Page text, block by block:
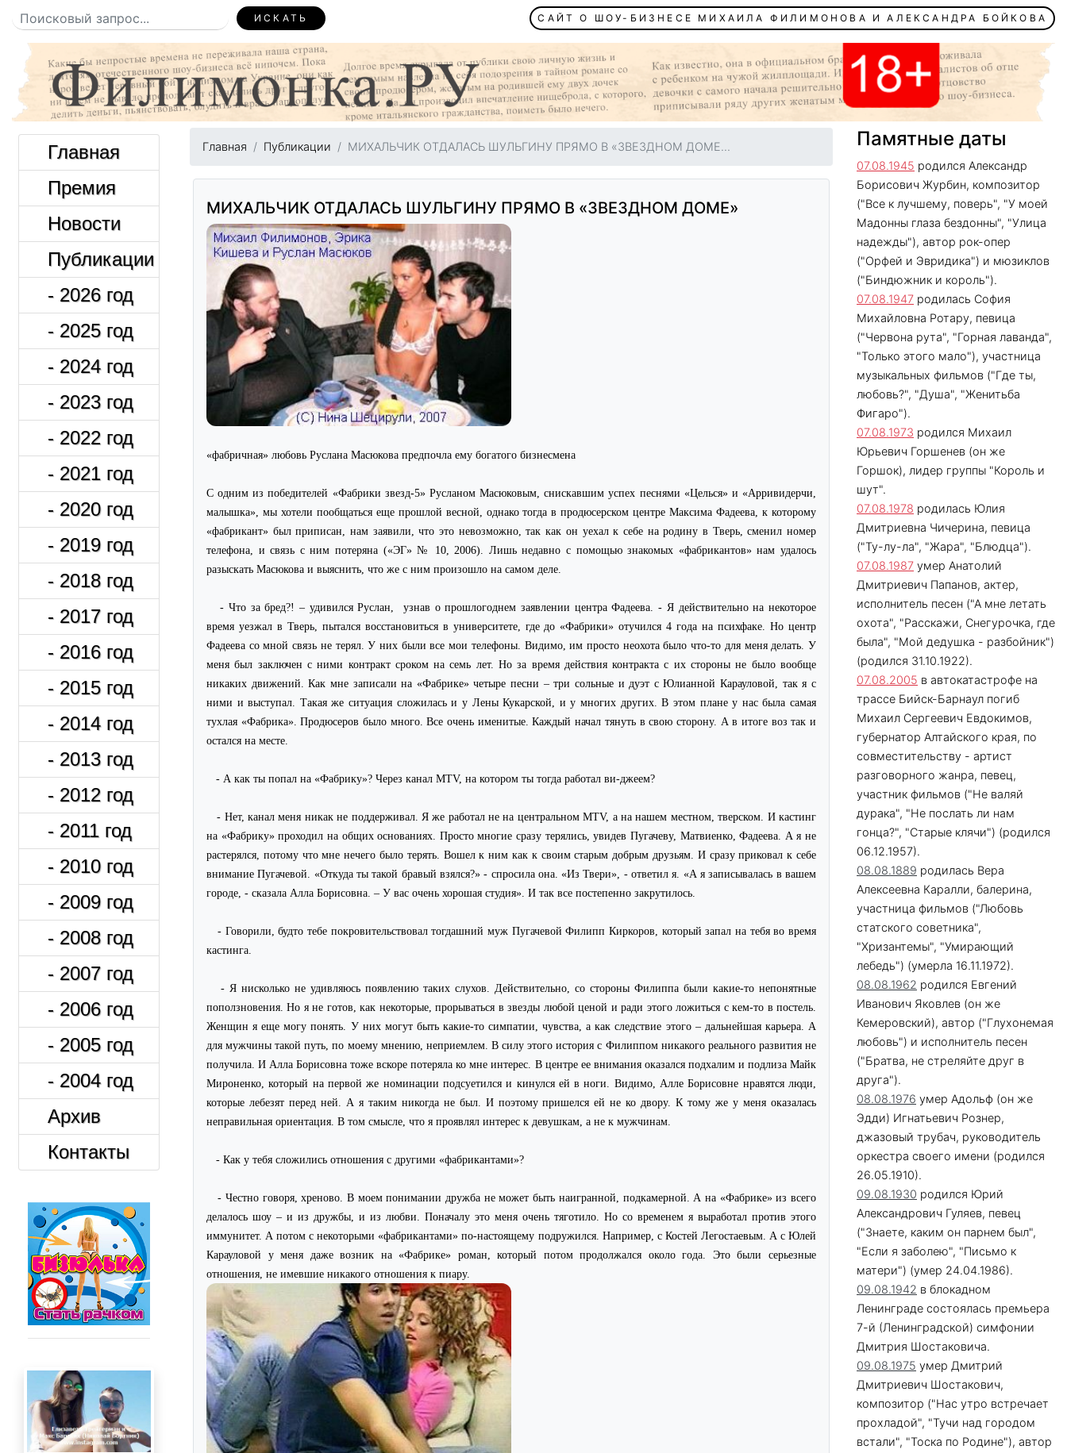
ИСКАТЬ САЙТ О ШОУ-БИЗНЕСЕ МИХАИЛА ФИЛИМОНОВА И АЛЕКСАНДРА БОЙКОВА
Главная
Премия
Новости
Публикации
- 2026 год
- 2025 год
- 2024 год
- 2023 год
- 2022 год
- 2021 год
- 2020 год
- 2019 год
- 2018 год
- 2017 год
- 2016 год
- 2015 год
- 2014 год
- 2013 год
- 2012 год
- 2011 год
- 2010 год
- 2009 год
- 2008 год
- 2007 год
- 2006 год
- 2005 год
- 2004 год
Архив
Контакты
Главная Публикации МИХАЛЬЧИК ОТДАЛАСЬ ШУЛЬГИНУ ПРЯМО В «ЗВЕЗДНОМ ДОМЕ...
МИХАЛЬЧИК ОТДАЛАСЬ ШУЛЬГИНУ ПРЯМО В «ЗВЕЗДНОМ ДОМЕ»
«фабричная» любовь Руслана Масюкова предпочла ему богатого бизнесмена
С одним из победителей «Фабрики звезд-5» Русланом Масюковым, снискавшим успех песнями «Целься» и «Арривидерчи,
малышка», мы хотели пообщаться еще прошлой весной, однако тогда в продюсерском центре Максима Фадеева, к которому
«фабрикант» был приписан, нам заявили, что это невозможно, так как он уехал к себе на родину в Тверь, сменил номер
телефона, и связь с ним потеряна («ЭГ» № 10, 2006). Лишь недавно с помощью знакомых «фабрикантов» нам удалось
разыскать Масюкова и выяснить, что же с ним произошло на самом деле.
- Что за бред?! – удивился Руслан,
узнав о прошлогоднем заявлении центра Фадеева. - Я действительно на некоторое
время уезжал в Тверь, пытался восстановиться в университете, где до «Фабрики» отучился 4 года на психфаке. Но центр
Фадеева со мной связь не терял. У них были все мои телефоны. Видимо, им просто неохота было что-то для меня делать. У
меня был заключен с ними контракт сроком на семь лет. Но за время действия контракта с их стороны не было вообще
никаких движений. Как мне записали на «Фабрике» четыре песни – три сольные и дуэт с Юлианной Карауловой, так я с
ними и выступал. Такая же ситуация сложилась и у Лены Кукарской, и у многих других. В этом плане у нас была самая
тухлая «Фабрика». Продюсеров было много. Все очень именитые. Каждый начал тянуть в свою сторону. А в итоге воз так и
остался на месте.
- А как ты попал на «Фабрику»? Через канал MTV, на котором ты тогда работал ви-джеем?
- Нет, канал меня никак не поддерживал. Я же работал не на центральномMTV, а на нашем местном, тверском. И кастинг
на «Фабрику» проходил на общих основаниях. Просто многие сразу терялись, увидев Пугачеву, Матвиенко, Фадеева. А я не
растерялся, потому что мне нечего было терять. Вошел к ним как к своим старым добрым друзьям. И сразу приковал к себе
внимание Пугачевой. «Откуда ты такой бравый взялся?» - спросила она. «Из Твери», - ответил я. «А я записывалась в вашем
городе, - сказала Алла Борисовна. – У вас очень хорошая студия». И так все постепенно закрутилось.
- Говорили, будто тебе покровительствовал тогдашний муж Пугачевой Филипп Киркоров, который запал на тебя во время
кастинга.
- Я нисколько не удивляюсь появлению таких слухов. Действительно, со стороны Филиппа были какие-то непонятные
поползновения. Но я не готов, как некоторые, прорываться в звезды любой ценой и ради этого ложиться с кем-то в постель.
Женщин я еще могу понять. У них могут быть какие-то симпатии, чувства, а как следствие этого – дальнейшая карьера. А
для мужчины такой путь, по моему мнению, неприемлем. В силу этого история с Филиппом никакого реального развития не
получила. И Алла Борисовна тоже вскоре потеряла ко мне интерес. В центре ее внимания оказался подхалим и подлиза Майк
Мироненко, который на первой же номинации подсуетился и кинулся ей в ноги. Видимо, Алле Борисовне нравятся люди,
которые лебезят перед ней. А я таким никогда не был. И поэтому пришелся ей не ко двору. К тому же у меня оказалась
неправильная ориентация. В том смысле, что я проявлял интерес к девушкам, а не к мужчинам.
- Как у тебя сложились отношения с другими «фабрикантами»?
- Честно говоря, хреново. В моем понимании дружба не может быть наигранной, подкамерной. А на «Фабрике» из всего
делалось шоу – и из дружбы, и из любви. Поначалу это меня очень тяготило. Но со временем я выработал против этого
иммунитет. А потом с некоторыми «фабрикантами» по-настоящему подружился. Например, с Костей Легостаевым. А с Юлей
Карауловой у меня даже возник на «Фабрике» роман, который потом продолжался около года. Это были серьезные
отношения, не имевшие никакого отношения к пиару.
Памятные даты
07.08.1945 родился Александр
Борисович Журбин, композитор
("Все к лучшему, поверь", "У моей
Мадонны глаза бездонны", "Улица
надежды"), автор рок-опер
("Орфей и Эвридика") и мюзиклов
("Биндюжник и король").
07.08.1947 родилась София
Михайловна Ротару, певица
("Червона рута", "Горная лаванда",
"Только этого мало"), участница
музыкальных фильмов ("Где ты,
любовь?", "Душа", "Женитьба
Фигаро").
07.08.1973 родился Михаил
Юрьевич Горшенев (он же
Горшок), лидер группы "Король и
шут".
07.08.1978 родилась Юлия
Дмитриевна Чичерина, певица
("Ту-лу-ла", "Жара", "Блюдца").
07.08.1987 умер Анатолий
Дмитриевич Папанов, актер,
исполнитель песен ("А мне летать
охота", "Расскажи, Снегурочка, где
была", "Мой дедушка - разбойник")
(родился 31.10.1922).
07.08.2005 в автокатастрофе на
трассе Бийск-Барнаул погиб
Михаил Сергеевич Евдокимов,
губернатор Алтайского края, по
совместительству - артист
разговорного жанра, певец,
участник фильмов ("Не валяй
дурака", "Не послать ли нам
гонца?", "Старые клячи") (родился
06.12.1957).
08.08.1889 родилась Вера
Алексеевна Каралли, балерина,
участница фильмов ("Любовь
статского советника",
"Хризантемы", "Умирающий
лебедь") (умерла 16.11.1972).
08.08.1962 родился Евгений
Иванович Яковлев (он же
Кемеровский), автор ("Глухонемая
любовь") и исполнитель песен
("Братва, не стреляйте друг в
друга").
08.08.1976 умер Адольф (он же
Эдди) Игнатьевич Рознер,
джазовый трубач, руководитель
оркестра своего имени (родился
26.05.1910).
09.08.1930 родился Юрий
Александрович Гуляев, певец
("Знаете, каким он парнем был",
"Если я заболею", "Письмо к
матери") (умер 24.04.1986).
09.08.1942 в блокадном
Ленинграде состоялась премьера
7-й (Ленинградской) симфонии
Дмитрия Шостаковича.
09.08.1975 умер Дмитрий
Дмитриевич Шостакович,
композитор ("Нас утро встречает
прохладой", "Тучи над городом
встали", "Тоска по Родине"), автор